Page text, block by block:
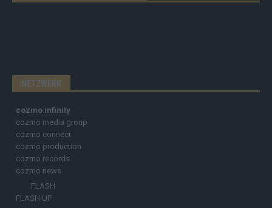
NETZWERK
cozmo infinity
cozmo media group
cozmo connect
cozmo production
cozmo records
cozmo news
FLASH
FLASH UP